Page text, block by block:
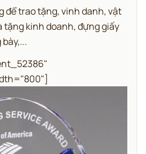
để trao tặng, vinh danh, vật
tặng kinh doanh, đựng giấy